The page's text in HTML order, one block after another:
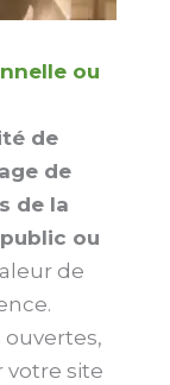
ou
de
de
de la
ou
de
votre site